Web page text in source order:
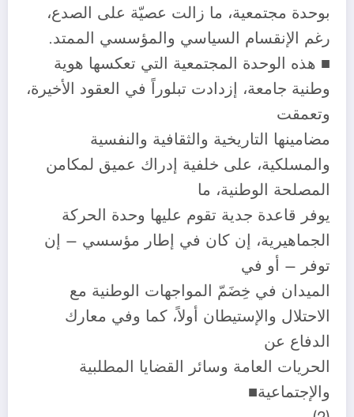
بوحدة مجتمعية، ما زالت عصيّة على الصدع،
رغم الإنقسام السياسي والمؤسسي الممتد.
■ هذه الوحدة المجتمعية التي تعكسها هوية
وطنية جامعة، إزدادت تبلوراً في العقود الأخيرة،
وتعمقت
مضامينها التاريخية والثقافية والنفسية
والمسلكية، على خلفية إدراك عميق لمكامن
المصلحة الوطنية، ما
يوفر قاعدة جدية تقوم عليها وحدة الحركة
الجماهيرية، إن كان في إطار مؤسسي – إن
توفر – أو في
الميدان في خِضَمّ المواجهات الوطنية مع
الاحتلال والإستيطان أولاً، كما وفي معارك
الدفاع عن
الحريات العامة وسائر القضايا المطلبية
والإجتماعية■